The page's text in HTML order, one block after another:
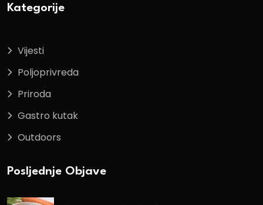
Kategorije
Vijesti
Poljoprivreda
Priroda
Gastro kutak
Outdoors
Posljednje Objave